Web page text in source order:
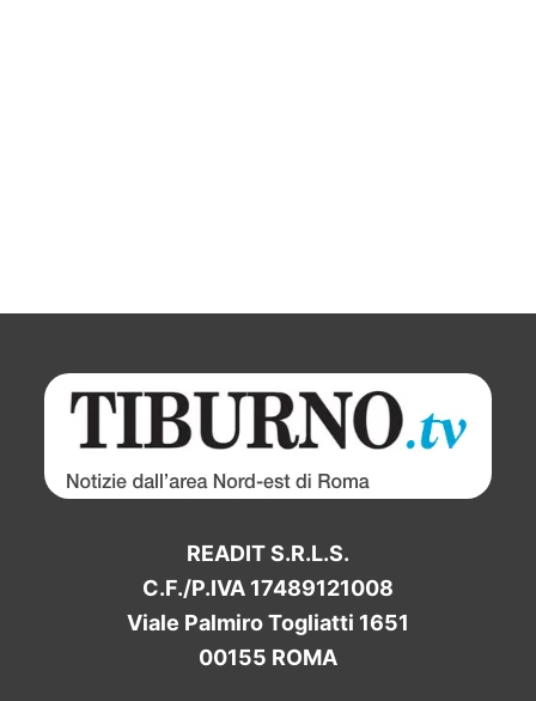
READIT S.R.L.S.
C.F./P.IVA 17489121008
Viale Palmiro Togliatti 1651
00155 ROMA